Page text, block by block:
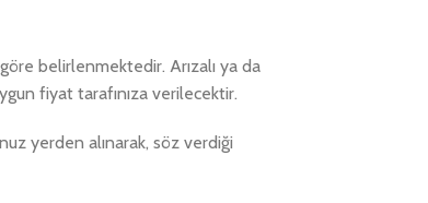
belirlenmektedir. Arızalı ya da
fiyat tarafınıza verilecektir.
yerden alınarak, söz verdiği